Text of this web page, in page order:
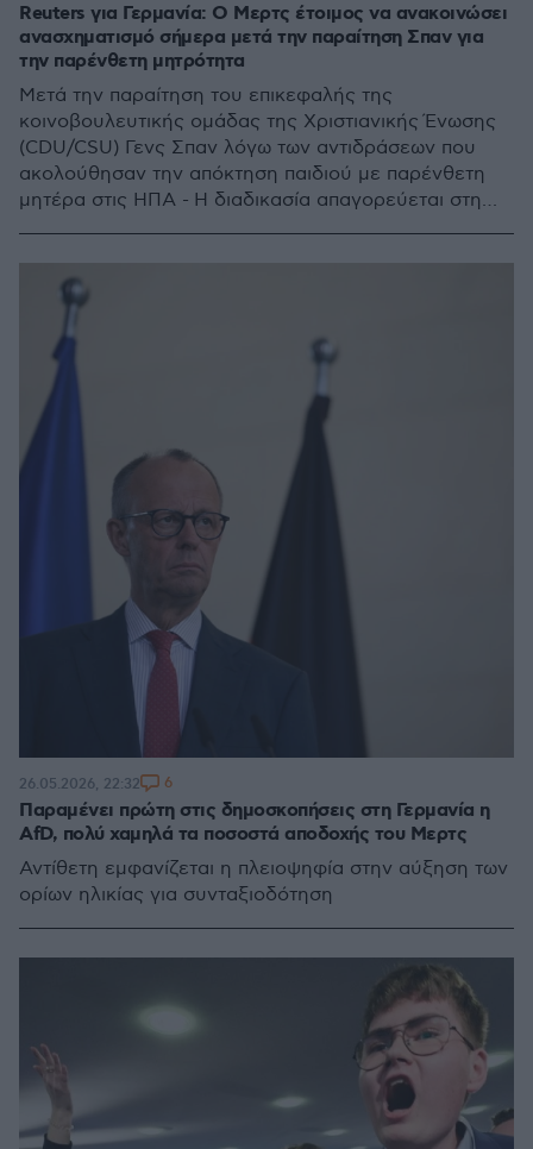
Reuters για Γερμανία: Ο Μερτς έτοιμος να ανακοινώσει
ανασχηματισμό σήμερα μετά την παραίτηση Σπαν για
την παρένθετη μητρότητα
Μετά την παραίτηση του επικεφαλής της
κοινοβουλευτικής ομάδας της Χριστιανικής Ένωσης
(CDU/CSU) Γενς Σπαν λόγω των αντιδράσεων που
ακολούθησαν την απόκτηση παιδιού με παρένθετη
μητέρα στις ΗΠΑ - Η διαδικασία απαγορεύεται στη
Παραμένει πρώτη στις δημοσκοπήσεις στη Γερμανία η
AfD, πολύ χαμηλά τα ποσοστά αποδοχής του Μερτς
Αντίθετη εμφανίζεται η πλειοψηφία στην αύξηση των
ορίων ηλικίας για συνταξιοδότηση
26.05.2026, 22:32 6